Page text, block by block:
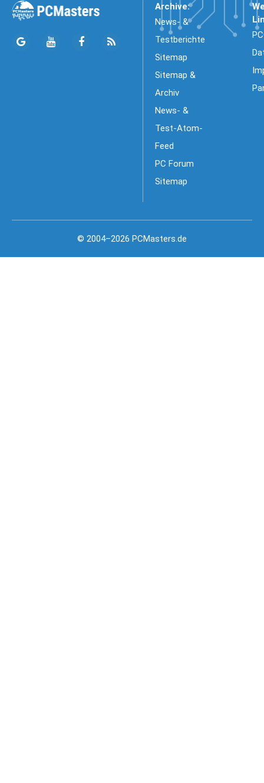
Archive:
News- &
Testberichte
Sitemap
Sitemap &
Archiv
News- &
Test-Atom-
Feed
PC Forum
Sitemap
© 2004–2026 PCMasters.de